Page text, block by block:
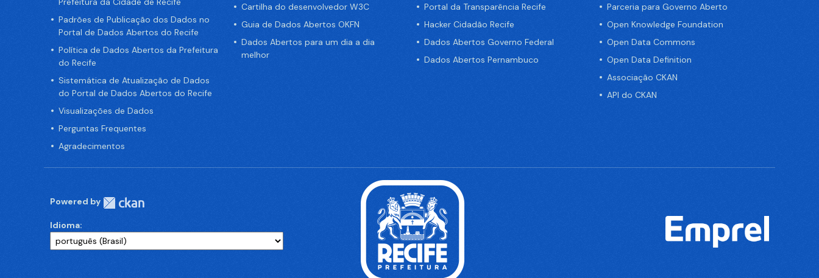
Padrões de Publicação dos Dados no
Portal de Dados Abertos do Recife
Política de Dados Abertos da Prefeitura
do Recife
Sistemática de Atualização de Dados
do Portal de Dados Abertos do Recife
Visualizações de Dados
Perguntas Frequentes
Agradecimentos
Cartilha do desenvolvedor W3C
Guia de Dados Abertos OKFN
Dados Abertos para um dia a dia
melhor
Portal da Transparência Recife
Hacker Cidadão Recife
Dados Abertos Governo Federal
Dados Abertos Pernambuco
Parceria para Governo Aberto
Open Knowledge Foundation
Open Data Commons
Open Data Definition
Associação CKAN
API do CKAN
Powered by
Idioma